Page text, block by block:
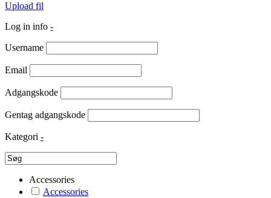
Upload fil
Log in info -
Username
Email
Adgangskode
Gentag adgangskode
Kategori -
Accessories
Accessories